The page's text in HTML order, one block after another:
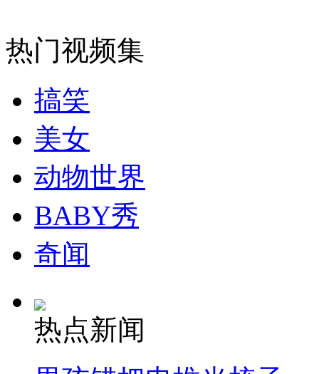
走！跟着总书记去植树
消防员救轻生者
纽约上演“枕头大战”
热门视频集
搞笑
美女
动物世界
BABY秀
奇闻
热点新闻